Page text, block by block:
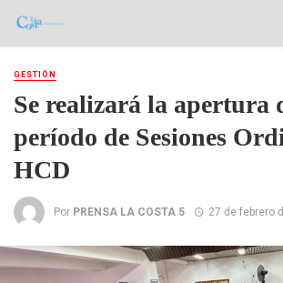
GESTIÓN
Se realizará la apertura
período de Sesiones
HCD
Por PRENSA LA COSTA 5 27 de febrero